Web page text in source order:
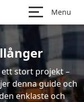
Menu
stort projekt –
denna guide och
enklaste och